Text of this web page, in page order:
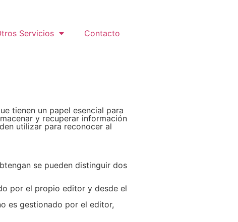
Servicios Contacto
tienen un papel esencial para
y recuperar información
utilizar para reconocer al
se pueden distinguir dos
por el propio editor y desde el
es gestionado por el editor,